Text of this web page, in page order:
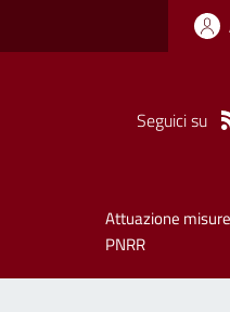
Seguici su
Attuazione misure
PNRR